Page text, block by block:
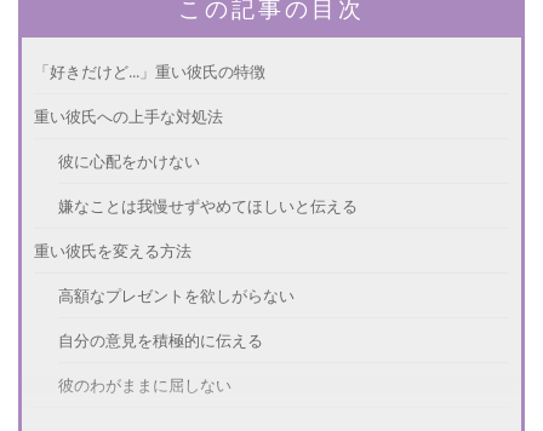
この記事の目次
「好きだけど...」重い彼氏の特徴
重い彼氏への上手な対処法
彼に心配をかけない
嫌なことは我慢せずやめてほしいと伝える
重い彼氏を変える方法
高額なプレゼントを欲しがらない
自分の意見を積極的に伝える
彼のわがままに屈しない